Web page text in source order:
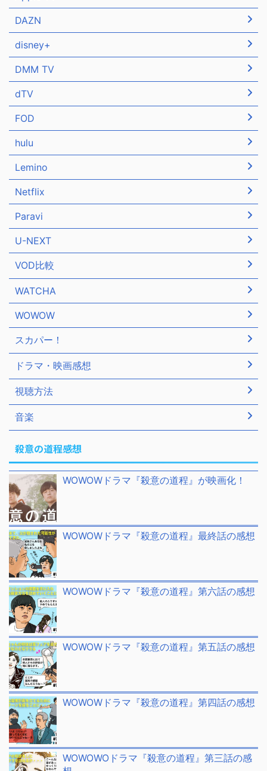
DAZN
disney+
DMM TV
dTV
FOD
hulu
Lemino
Netflix
Paravi
U-NEXT
VOD比較
WATCHA
WOWOW
スカパー！
ドラマ・映画感想
視聴方法
音楽
殺意の道程感想
WOWOWドラマ『殺意の道程』が映画化！
WOWOWドラマ『殺意の道程』最終話の感想
WOWOWドラマ『殺意の道程』第六話の感想
WOWOWドラマ『殺意の道程』第五話の感想
WOWOWドラマ『殺意の道程』第四話の感想
WOWOWOドラマ『殺意の道程』第三話の感